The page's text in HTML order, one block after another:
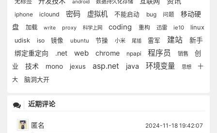
android 数据持久化存储
iphone iclound 密码 虚拟机 不能启动 bug 问题
移动硬
盘
加载 write proxy 科学上网 coding 重构 迅雷 ie10 linux
udisk iso 镜像 ubuntu 节操 小米 尾插 雷军 建站
新手
绑定重定向
.net web chrome npapi 程序员 销售
创
业
技术 mono jexus asp.net java 环境变量 思想
十
大
脑洞大开
近期评论
匿名 2024-11-18 19:42:07